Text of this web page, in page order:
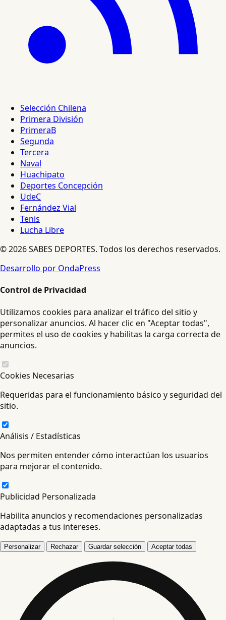
Selección Chilena
Primera División
PrimeraB
Segunda
Tercera
Naval
Huachipato
Deportes Concepción
UdeC
Fernández Vial
Tenis
Lucha Libre
© 2026 SABES DEPORTES. Todos los derechos reservados.
Desarrollo por OndaPress
Control de Privacidad
Utilizamos cookies para analizar el tráfico del sitio y
personalizar anuncios. Al hacer clic en "Aceptar todas",
permites el uso de cookies y habilitas la carga correcta de
anuncios.
Cookies Necesarias
Requeridas para el funcionamiento básico y seguridad del
sitio.
Análisis / Estadísticas
Nos permiten entender cómo interactúan los usuarios
para mejorar el contenido.
Publicidad Personalizada
Habilita anuncios y recomendaciones personalizadas
adaptadas a tus intereses.
Personalizar Rechazar Guardar selección Aceptar todas